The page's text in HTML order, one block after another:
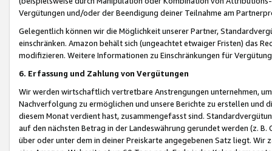
Vergütungen und/oder der Beendigung deiner Teilnahme am
Gelegentlich können wir die Möglichkeit unserer Partner,
einschränken. Amazon behält sich (ungeachtet etwaiger Fristen) das
modifizieren. Weitere Informationen zu Einschränkungen für
6. Erfassung und Zahlung von Vergütungen
Wir werden wirtschaftlich vertretbare Anstrengungen unternehmen,
Nachverfolgung zu ermöglichen und unsere Berichte zu erstellen und
diesem Monat verdient hast, zusammengefasst sind.
auf den nächsten Betrag in der Landeswährung gerundet werden (z.
über oder unter dem in deiner Preiskarte angegebenen Satz liegt.